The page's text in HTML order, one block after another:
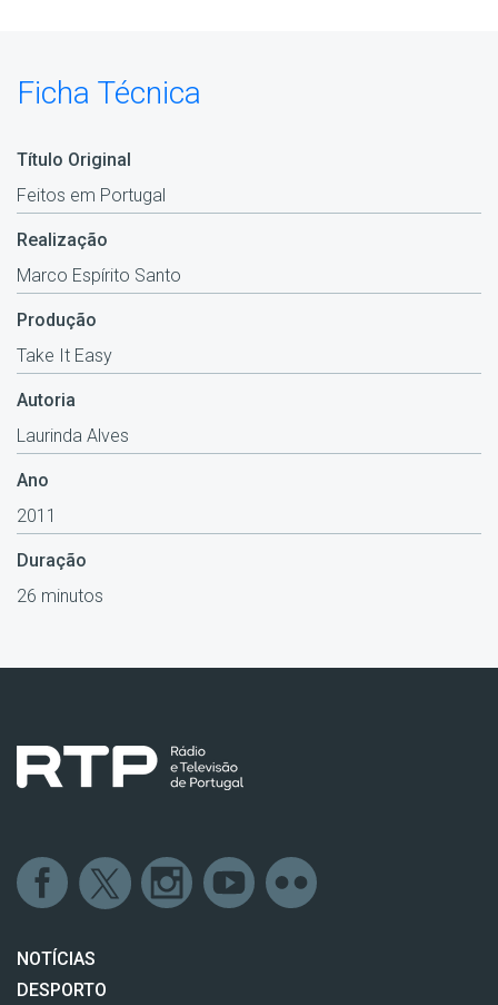
Ficha Técnica
Título Original
Feitos em Portugal
Realização
Marco Espírito Santo
Produção
Take It Easy
Autoria
Laurinda Alves
Ano
2011
Duração
26 minutos
NOTÍCIAS
DESPORTO